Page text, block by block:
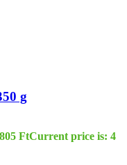
g
FtCurrent price is: 4